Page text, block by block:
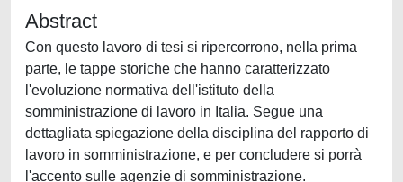
Abstract
Con questo lavoro di tesi si ripercorrono, nella prima
parte, le tappe storiche che hanno caratterizzato
l'evoluzione normativa dell'istituto della
somministrazione di lavoro in Italia. Segue una
dettagliata spiegazione della disciplina del rapporto di
lavoro in somministrazione, e per concludere si porrà
l'accento sulle agenzie di somministrazione.